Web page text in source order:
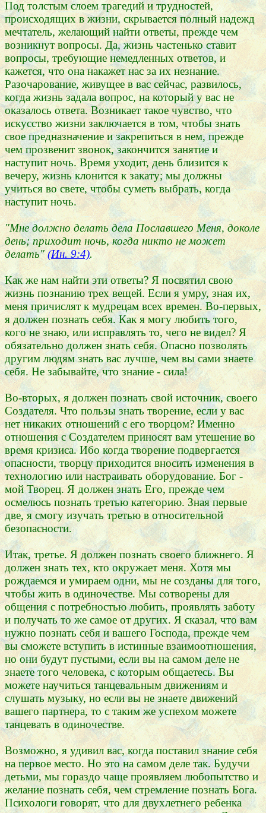
Под толстым слоем трагедий и трудностей,
происходящих в жизни, скрывается полный надежд
мечтатель, желающий найти ответы, прежде чем
возникнут вопросы. Да, жизнь частенько ставит
вопросы, требующие немедленных ответов, и
кажется, что она накажет нас за их незнание.
Разочарование, живущее в вас сейчас, развилось,
когда жизнь задала вопрос, на который у вас не
оказалось ответа. Возникает такое чувство, что
искусство жизни заключается в том, чтобы знать
свое предназначение и закрепиться в нем, прежде
чем прозвенит звонок, закончится занятие и
наступит ночь. Время уходит, день близится к
вечеру, жизнь клонится к закату; мы должны
учиться во свете, чтобы суметь выбрать, когда
наступит ночь.
"Мне должно делать дела Пославшего Меня, доколе
день; приходит ночь, когда никто не может
делать"(Ин. 9:4).
Как же нам найти эти ответы? Я посвятил свою
жизнь познанию трех вещей. Если я умру, зная их,
меня причислят к мудрецам всех времен. Во-первых,
я должен познать себя. Как я могу любить того,
кого не знаю, или исправлять то, чего не видел? Я
обязательно должен знать себя. Опасно позволять
другим людям знать вас лучше, чем вы сами знаете
себя. Не забывайте, что знание - сила!
Во-вторых, я должен познать свой источник, своего
Создателя. Что пользы знать творение, если у вас
нет никаких отношений с его творцом? Именно
отношения с Создателем приносят вам утешение во
время кризиса. Ибо когда творение подвергается
опасности, творцу приходится вносить изменения в
технологию или настраивать оборудование. Бог -
мой Творец. Я должен знать Его, прежде чем
осмелюсь познать третью категорию. Зная первые
две, я смогу изучать третью в относительной
безопасности.
Итак, третье. Я должен познать своего ближнего. Я
должен знать тех, кто окружает меня. Хотя мы
рождаемся и умираем одни, мы не созданы для того,
чтобы жить в одиночестве. Мы сотворены для
общения с потребностью любить, проявлять заботу
и получать то же самое от других. Я сказал, что вам
нужно познать себя и вашего Господа, прежде чем
вы сможете вступить в истинные взаимоотношения,
но они будут пустыми, если вы на самом деле не
знаете того человека, с которым общаетесь. Вы
можете научиться танцевальным движениям и
слушать музыку, но если вы не знаете движений
вашего партнера, то с таким же успехом можете
танцевать в одиночестве.
Возможно, я удивил вас, когда поставил знание себя
на первое место. Но это на самом деле так. Будучи
детьми, мы гораздо чаще проявляем любопытство и
желание познать себя, чем стремление познать Бога.
Психологи говорят, что для двухлетнего ребенка